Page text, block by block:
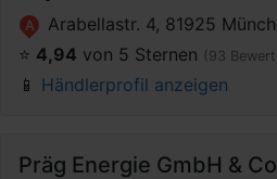
A
Arabellastr. 4, 81925
⭐️ 4,94 von 5 Sternen (93
📱 Händlerprofil anzeigen
Präg Energie GmbH &